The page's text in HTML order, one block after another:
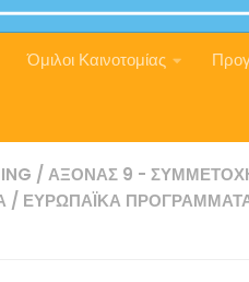
Όμιλοι Καινοτομίας
/ΆΞΟΝΑΣ 9 -
/ ΕΥΡΩΠΑΪΚΆ